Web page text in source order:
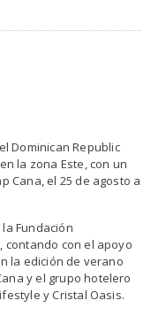
Dominican Republic
la zona Este, con un
Cana, el 25 de agosto a
Fundación
contando con el apoyo
la edición de verano
y el grupo hotelero
y Cristal Oasis.